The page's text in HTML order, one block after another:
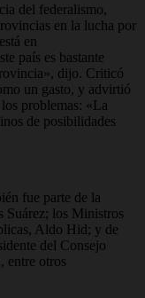
del federalismo,
en la lucha por
en
país es bastante
dijo. Criticó
un gasto, y advirtió
problemas: «La
de posibilidades
fue parte de la
Suárez; los Ministros
Aldo Hid; y de
del Consejo
entre otros